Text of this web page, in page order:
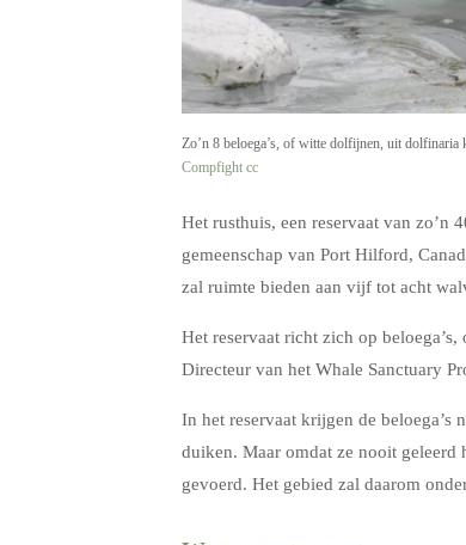
Zo’n 8 beloega’s, of witte dolfijnen, uit
Compfight cc
Het rusthuis, een reservaat van zo’n
gemeenschap van Port Hilford,
zal ruimte bieden aan vijf tot acht
Het reservaat richt zich op
Directeur van het Whale Sanctuary
In het reservaat krijgen de beloega’s
duiken. Maar omdat ze nooit geleerd
gevoerd. Het gebied zal daarom